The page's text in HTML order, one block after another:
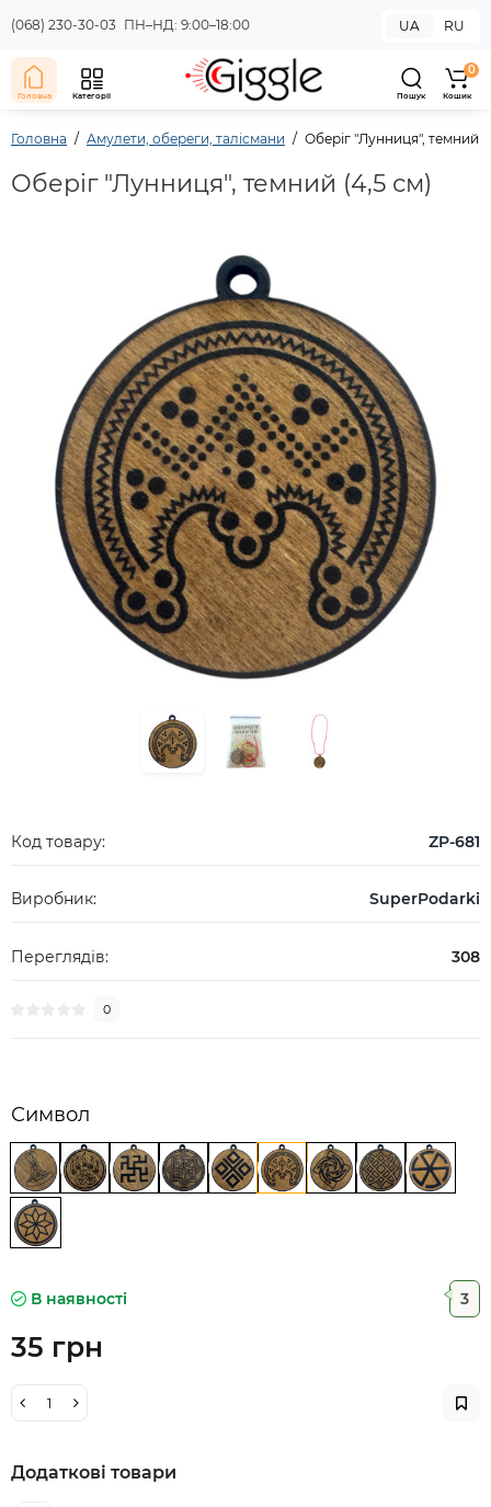
(068) 230-30-03 ПН–НД: 9:00–18:00 UA RU
Головна Категорії Пошук
0
Кошик
Головна Амулети, обереги, талісмани Оберіг "Лунниця", темний
Оберіг "Лунниця", темний (4,5 см)
Код товару: ZP-681
Виробник: SuperPodarki
Переглядів: 308
0
Символ
В наявності 3
35 грн
Додаткові товари